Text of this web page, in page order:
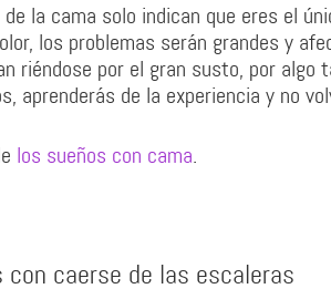
la cama solo indican que eres el
los problemas serán grandes y
riéndose por el gran susto, por algo
aprenderás de la experiencia y no
los sueños con cama.
con caerse de las escaleras